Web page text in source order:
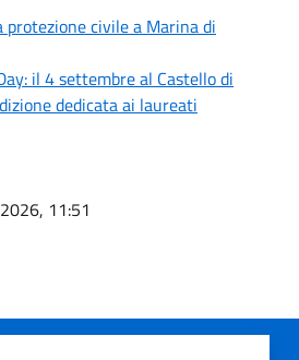
civile a Marina di
il 4 settembre al Castello di
dedicata ai laureati
11:51